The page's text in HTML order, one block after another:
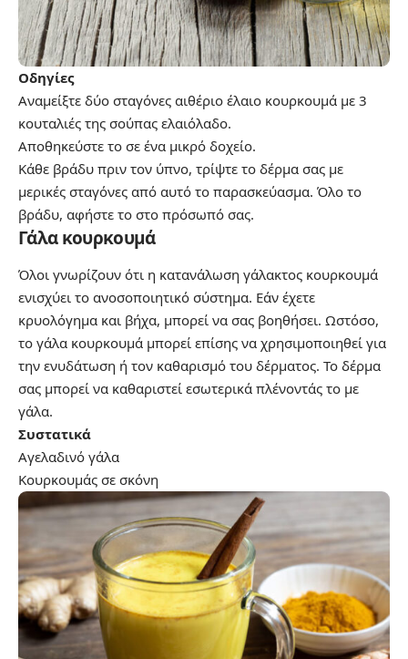
Οδηγίες
Αναμείξτε δύο σταγόνες αιθέριο έλαιο κουρκουμά με 3
κουταλιές της σούπας ελαιόλαδο.
Αποθηκεύστε το σε ένα μικρό δοχείο.
Κάθε βράδυ πριν τον ύπνο, τρίψτε το δέρμα σας με
μερικές σταγόνες από αυτό το παρασκεύασμα. Όλο το
βράδυ, αφήστε το στο πρόσωπό σας.
Γάλα κουρκουμά
Όλοι γνωρίζουν ότι η κατανάλωση γάλακτος κουρκουμά
ενισχύει το ανοσοποιητικό σύστημα. Εάν έχετε
κρυολόγημα και βήχα, μπορεί να σας βοηθήσει. Ωστόσο,
το γάλα κουρκουμά μπορεί επίσης να χρησιμοποιηθεί για
την ενυδάτωση ή τον καθαρισμό του δέρματος. Το δέρμα
σας μπορεί να καθαριστεί εσωτερικά πλένοντάς το με
γάλα.
Συστατικά
Αγελαδινό γάλα
Κουρκουμάς σε σκόνη